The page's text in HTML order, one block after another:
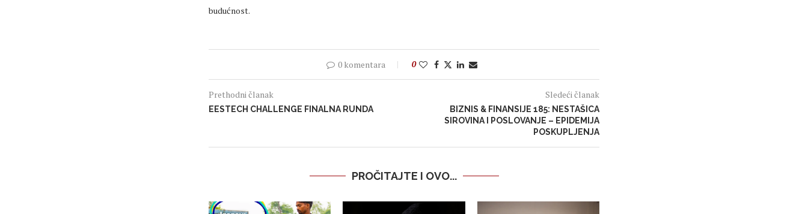
budućnost.
0 komentara 0
Prethodni članak
EESTECH CHALLENGE FINALNA RUNDA
Sledeći članak
BIZNIS & FINANSIJE 185: NESTAŠICA
SIROVINA I POSLOVANJE – EPIDEMIJA
POSKUPLJENJA
PROČITAJTE I OVO...